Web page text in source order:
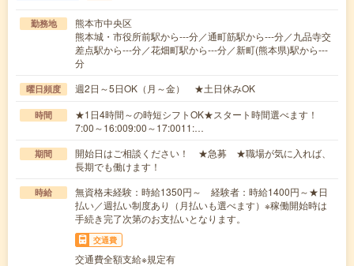
勤務地
熊本市中央区
熊本城・市役所前駅から---分／通町筋駅から---分／九品寺交
差点駅から---分／花畑町駅から---分／新町(熊本県)駅から---
分
曜日頻度 週2日～5日OK（月～金） ★土日休みOK
時間
★1日4時間～の時短シフトOK★スタート時間選べます！
7:00～16:009:00～17:0011:…
期間
開始日はご相談ください！ ★急募 ★職場が気に入れば、
長期でも働けます！
時給
無資格未経験：時給1350円～ 経験者：時給1400円～★日
払い／週払い制度あり（月払いも選べます）※稼働開始時は
手続き完了次第のお支払いとなります。
交通費
交通費全額支給※規定有